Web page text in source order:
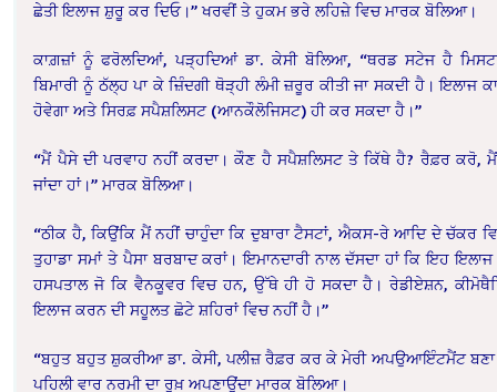
ਛੇਤੀ ਇਲਾਜ ਸ਼ੁਰੂ ਕਰ ਦਿਓ।” ਖਰਵੀਂ ਤੇ ਹੁਕਮ ਭਰੇ ਲਹਿਜ਼ੇ ਵਿਚ ਮਾਰਕ ਬੋਲਿਆ।
ਕਾਗ਼ਜ਼ਾਂ ਨੂੰ ਫਰੋਲਦਿਆਂ, ਪੜ੍ਹਦਿਆਂ ਡਾ. ਕੇਸੀ ਬੋਲਿਆ, “ਥਰਡ ਸਟੇਜ ਹੈ
ਬਿਮਾਰੀ ਨੂੰ ਠੱਲ੍ਹ ਪਾ ਕੇ ਜ਼ਿੰਦਗੀ ਥੋੜ੍ਹੀ ਲੰਮੀ ਜ਼ਰੂਰ ਕੀਤੀ ਜਾ ਸਕਦੀ ਹੈ। ਇਲਾਜ
ਹੋਵੇਗਾ ਅਤੇ ਸਿਰਫ਼ ਸਪੈਸ਼ਲਿਸਟ (ਆਨਕੌਲੋਜਿਸਟ) ਹੀ ਕਰ ਸਕਦਾ ਹੈ।”
“ਮੈਂ ਪੈਸੇ ਦੀ ਪਰਵਾਹ ਨਹੀਂ ਕਰਦਾ। ਕੌਣ ਹੈ ਸਪੈਸ਼ਲਿਸਟ ਤੇ ਕਿੱਥੇ ਹੈ? ਰੈਫ਼ਰ ਕਰੋ,
ਜਾਂਦਾ ਹਾਂ।” ਮਾਰਕ ਬੋਲਿਆ।
“ਠੀਕ ਹੈ, ਕਿਉਂਕਿ ਮੈਂ ਨਹੀਂ ਚਾਹੁੰਦਾ ਕਿ ਦੁਬਾਰਾ ਟੈਸਟਾਂ, ਐਕਸ-ਰੇ ਆਦਿ ਦੇ ਚੱਕਰ
ਤੁਹਾਡਾ ਸਮਾਂ ਤੇ ਪੈਸਾ ਬਰਬਾਦ ਕਰਾਂ। ਇਮਾਨਦਾਰੀ ਨਾਲ ਦੱਸਦਾ ਹਾਂ ਕਿ ਇਹ
ਹਸਪਤਾਲ ਜੋ ਕਿ ਵੈਨਕੂਵਰ ਵਿਚ ਹਨ, ਉੱਥੇ ਹੀ ਹੋ ਸਕਦਾ ਹੈ। ਰੇਡੀਏਸ਼ਨ,
ਇਲਾਜ ਕਰਨ ਦੀ ਸਹੂਲਤ ਛੋਟੇ ਸ਼ਹਿਰਾਂ ਵਿਚ ਨਹੀਂ ਹੈ।”
“ਬਹੁਤ ਬਹੁਤ ਸ਼ੁਕਰੀਆ ਡਾ. ਕੇਸੀ, ਪਲੀਜ਼ ਰੈਫ਼ਰ ਕਰ ਕੇ ਮੇਰੀ ਅਪਉਆਇੰਟਮੈਂਟ
ਪਹਿਲੀ ਵਾਰ ਨਰਮੀ ਦਾ ਰੁਖ਼ ਅਪਣਾਉਂਦਾ ਮਾਰਕ ਬੋਲਿਆ।